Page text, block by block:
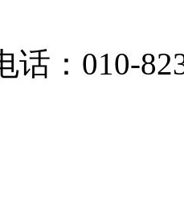
话：010-